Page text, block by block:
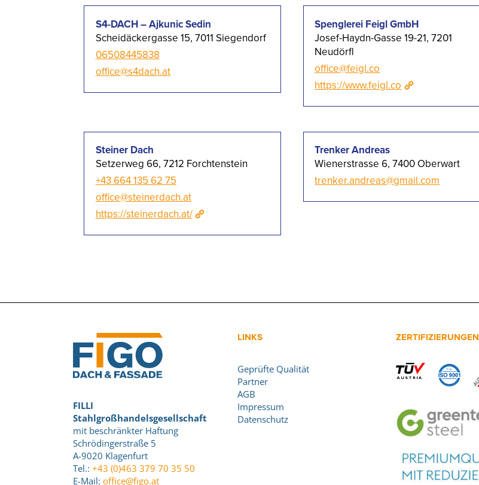
S4-DACH – Ajkunic Sedin
Scheidäckergasse 15, 7011 Siegendorf
06508445838
office@s4dach.at
Spenglerei Feigl GmbH
Josef-Haydn-Gasse 19-21, 7201
Neudörfl
office@feigl.co
https://www.feigl.co
Steiner Dach
Setzerweg 66, 7212 Forchtenstein
+43 664 135 62 75
office@steinerdach.at
https://steinerdach.at/
Trenker Andreas
Wienerstrasse 6, 7400 Oberwart
trenker.andreas@gmail.com
FILLI
Stahlgroßhandelsgesellschaft
mit beschränkter Haftung
Schrödingerstraße 5
A-9020 Klagenfurt
Tel.: +43 (0)463 379 70 35 50
E-Mail: office@figo.at
LINKS
Geprüfte Qualität
Partner
AGB
Impressum
Datenschutz
ZERTIFIZIERUNGEN